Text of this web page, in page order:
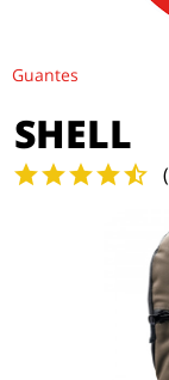
Guantes
SHELL
(